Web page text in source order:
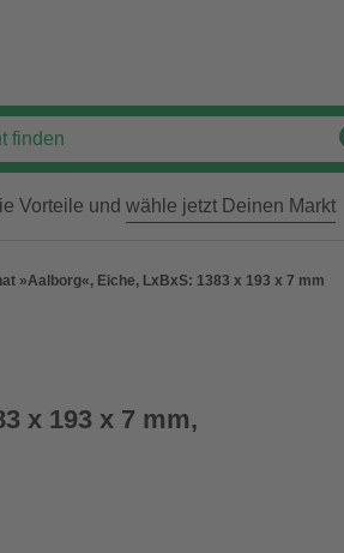
Vorteile und wähle jetzt Deinen Markt
»Aalborg«, Eiche, LxBxS: 1383 x 193 x 7 mm
x 193 x 7 mm,